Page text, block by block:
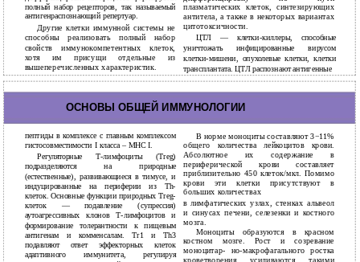
полный набор рецепторов, так называемый
антигенраспознающий репертуар.
Другие клетки иммунной системы не
способны реализовать полный набор
свойств иммунокомпетентных клеток,
хотя им присущи отдельные из
вышеперечисленных характеристик.
плазматических клеток, синтезирующих
антитела, а также в некоторых вариантах
цитотоксичности.
ЦТЛ — клетки-киллеры, способные
уничтожать инфицированные вирусом
клетки-мишени, опухолевые клетки, клетки
трансплантата. ЦТЛ распознают антигенные
17
ОСНОВЫ ОБЩЕЙ ИММУНОЛОГИИ
пептиды в комплексе с главным комплексом
гистосовместимости I класса – МНС I.
Регуляторные Т-лимфоциты (Treg)
подразделяются на природные
(естественные), развивающиеся в тимусе, и
индуцированные на периферии из Th-
клеток. Основные функции природных Treg-
клеток — подавление (супрессия)
аутоагрессивных клонов Т-лимфоцитов и
формирование толерантности к пищевым
антигенам и комменсалам. Тr1 и Th3
подавляют ответ эффекторных клеток
адаптивного иммунитета, регулируя
В норме моноциты составляют 3−11%
общего количества лейкоцитов крови.
Абсолютное их содержание в
периферической крови составляет
приблизительно 450 клеток/мкл. Помимо
крови эти клетки присутствуют в
больших количествах
в лимфатических узлах, стенках альвеол
и синусах печени, селезенки и костного
мозга.
Моноциты образуются в красном
костном мозге. Рост и созревание
моноцитар- но-макрофагального ростка
кроветворения усиливаются такими